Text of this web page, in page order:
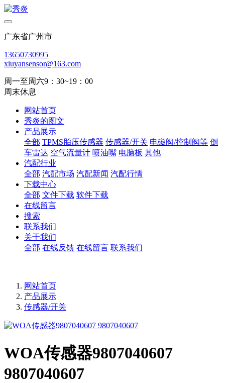
广东省广州市
13650730995
xiuyansensor@163.com
周一至周六9：30~19：00
周末休息
网站首页
秀炎的图文
产品展示
全部 TPMS胎压传感器 传感器/开关 电磁阀/控制阀等 倒
车雷达 空气流量计 喷油嘴 电脑板 其他
汽配行业
全部 汽配市场 汽配新闻 汽配行情
下载中心
全部 文件下载 软件下载
在线留言
搜索
联系我们
关于我们
全部 在线反馈 在线留言 联系我们
网站首页
产品展示
传感器/开关
WOA传感器9807040607
9807040607